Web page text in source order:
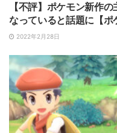
【不評】ポケモン新作
なっていると話題に【ポ
2022年2月28日